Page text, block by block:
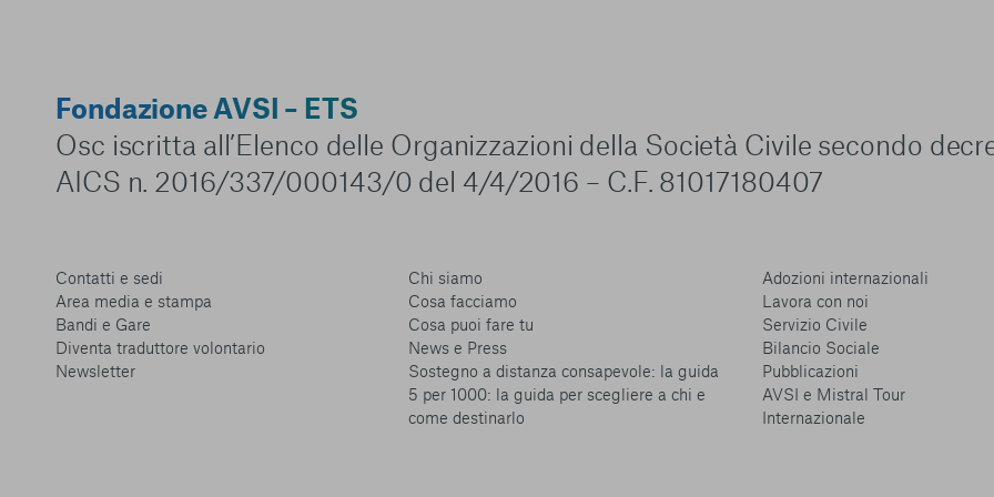
Fondazione AVSI – ETS
Osc iscritta all’Elenco delle Organizzazioni della Società Civile secondo
AICS n. 2016/337/000143/0 del 4/4/2016 – C.F. 81017180407
Contatti e sedi
Area media e stampa
Bandi e Gare
Diventa traduttore volontario
Newsletter
Chi siamo
Cosa facciamo
Cosa puoi fare tu
News e Press
Sostegno a distanza consapevole: la guida
5 per 1000: la guida per scegliere a chi e
come destinarlo
Adozioni internazionali
Lavora con noi
Servizio Civile
Bilancio Sociale
Pubblicazioni
AVSI e Mistral Tour
Internazionale